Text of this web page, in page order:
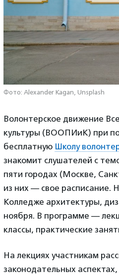
Фото: Alexander Kagan, Unsplash
Волонтерское движение
культуры (ВООПИиК) при
бесплатную Школу
знакомит слушателей с
пяти городах (Москве,
из них — свое расписание.
Колледже архитектуры,
ноября. В программе —
классы, практические
На лекциях участникам
законодательных